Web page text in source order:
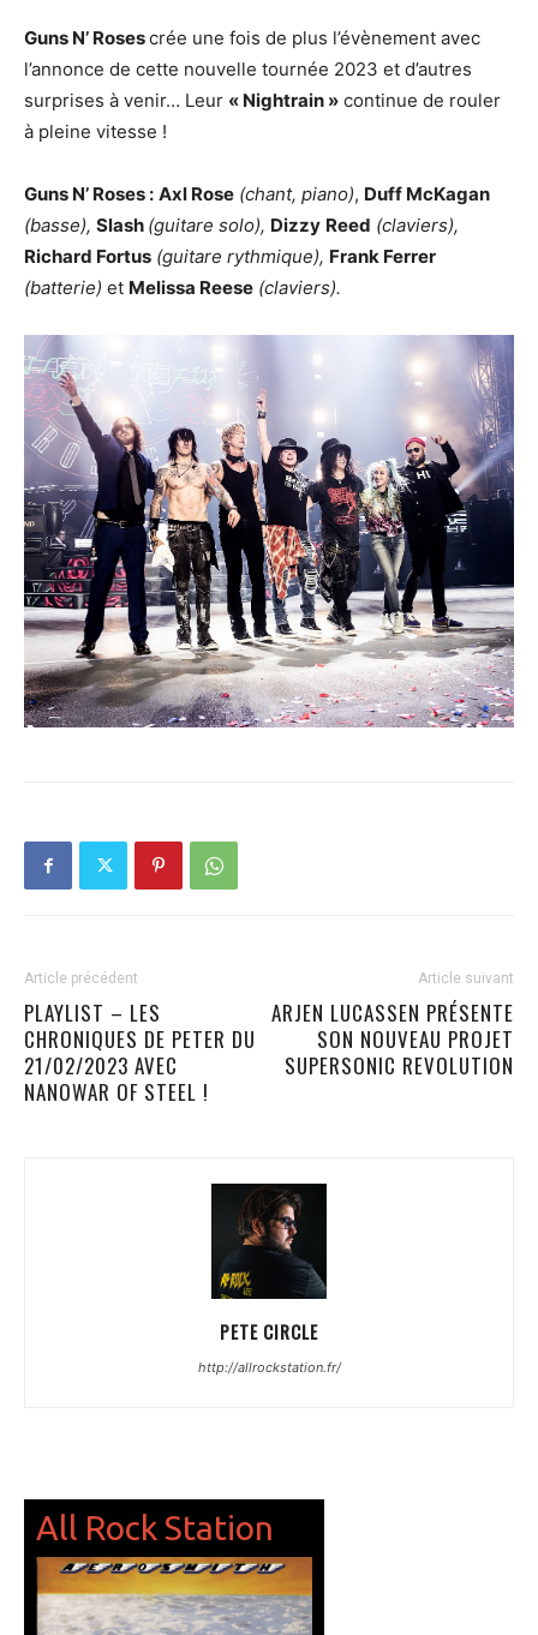
Guns N’ Rosescrée une fois de plus l’évènement avec
l’annonce de cette nouvelle tournée 2023 et d’autres
surprises à venir… Leur « Nightrain » continue de rouler
à pleine vitesse !
Guns N’ Roses : Axl Rose (chant, piano), Duff McKagan
(basse), Slash (guitare solo), Dizzy Reed (claviers),
Richard Fortus (guitare rythmique), Frank Ferrer
(batterie) et Melissa Reese (claviers).
Article précédent
PLAYLIST – LES
CHRONIQUES DE PETER DU
21/02/2023 AVEC
NANOWAR OF STEEL !
Article suivant
ARJEN LUCASSEN PRÉSENTE
SON NOUVEAU PROJET
SUPERSONIC REVOLUTION
PETE CIRCLE
http://allrockstation.fr/